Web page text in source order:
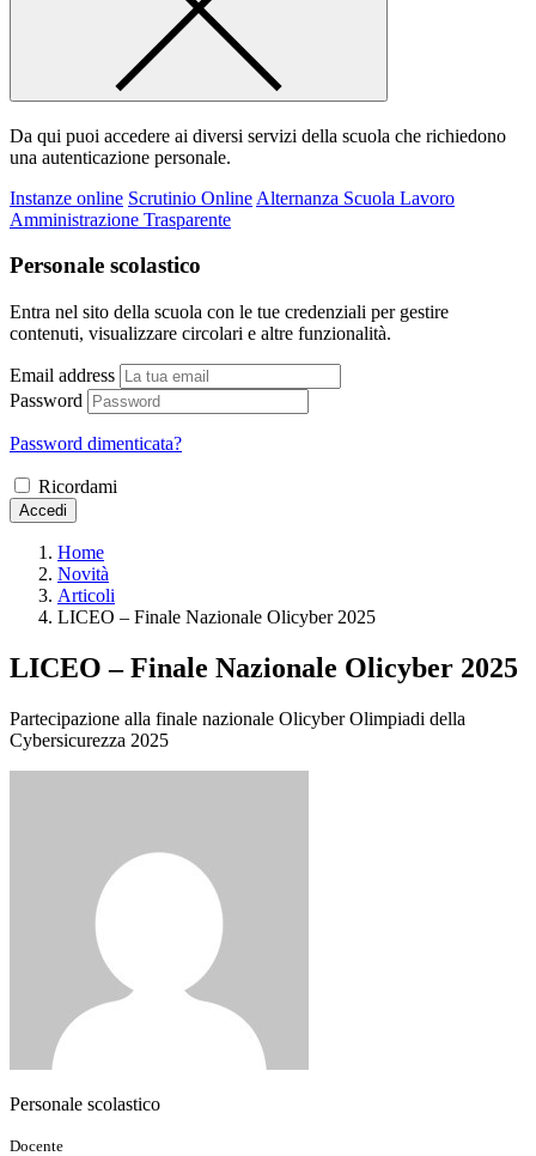
Da qui puoi accedere ai diversi servizi della scuola che richiedono
una autenticazione personale.
Instanze online Scrutinio Online Alternanza Scuola Lavoro
Amministrazione Trasparente
Personale scolastico
Entra nel sito della scuola con le tue credenziali per gestire
contenuti, visualizzare circolari e altre funzionalità.
Email address
Password
Password dimenticata?
Ricordami
Accedi
Home
Novità
Articoli
LICEO – Finale Nazionale Olicyber 2025
LICEO – Finale Nazionale Olicyber 2025
Partecipazione alla finale nazionale Olicyber Olimpiadi della
Cybersicurezza 2025
Personale scolastico
Docente